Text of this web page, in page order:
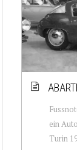
ein
Turin